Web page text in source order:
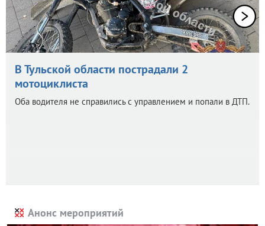
В Тульской области пострадали 2
мотоциклиста
Оба водителя не справились с управлением и попали в ДТП.
Анонс мероприятий